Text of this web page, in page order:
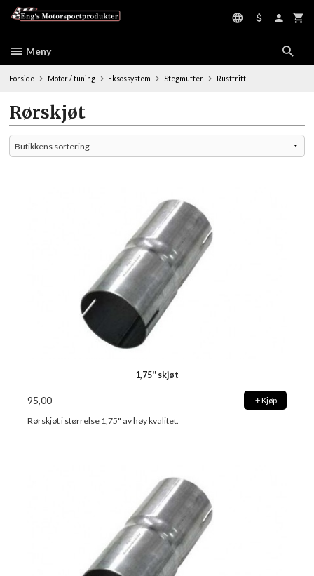
Meny
Forside Motor / tuning Eksossystem Stegmuffer Rustfritt
Rørskjøt
1,75'' skjøt
95,00 Kjøp
Rørskjøt i størrelse 1,75" av høy kvalitet.